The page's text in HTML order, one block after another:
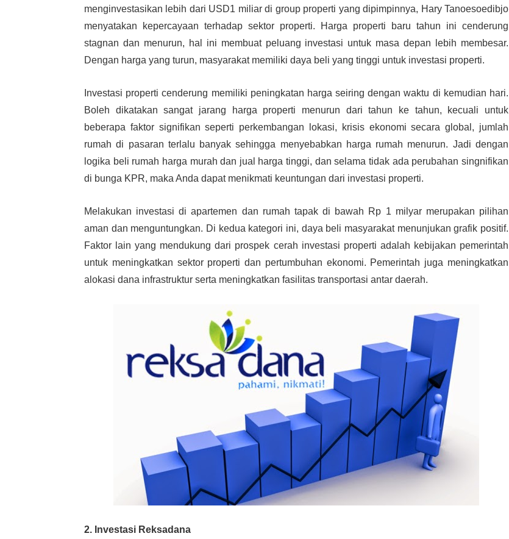
menginvestasikan lebih dari USD1 miliar di group properti yang dipimpinnya, Hary Tanoesoedibjo
menyatakan kepercayaan terhadap sektor properti. Harga properti baru tahun ini cenderung
stagnan dan menurun, hal ini membuat peluang investasi untuk masa depan lebih membesar.
Dengan harga yang turun, masyarakat memiliki daya beli yang tinggi untuk investasi properti.
Investasi properti cenderung memiliki peningkatan harga seiring dengan waktu di kemudian hari.
Boleh dikatakan sangat jarang harga properti menurun dari tahun ke tahun, kecuali untuk
beberapa faktor signifikan seperti perkembangan lokasi, krisis ekonomi secara global, jumlah
rumah di pasaran terlalu banyak sehingga menyebabkan harga rumah menurun. Jadi dengan
logika beli rumah harga murah dan jual harga tinggi, dan selama tidak ada perubahan singnifikan
di bunga KPR, maka Anda dapat menikmati keuntungan dari investasi properti.
Melakukan investasi di apartemen dan rumah tapak di bawah Rp 1 milyar merupakan pilihan
aman dan menguntungkan. Di kedua kategori ini, daya beli masyarakat menunjukan grafik positif.
Faktor lain yang mendukung dari prospek cerah investasi properti adalah kebijakan pemerintah
untuk meningkatkan sektor properti dan pertumbuhan ekonomi. Pemerintah juga meningkatkan
alokasi dana infrastruktur serta meningkatkan fasilitas transportasi antar daerah.
2. Investasi Reksadana